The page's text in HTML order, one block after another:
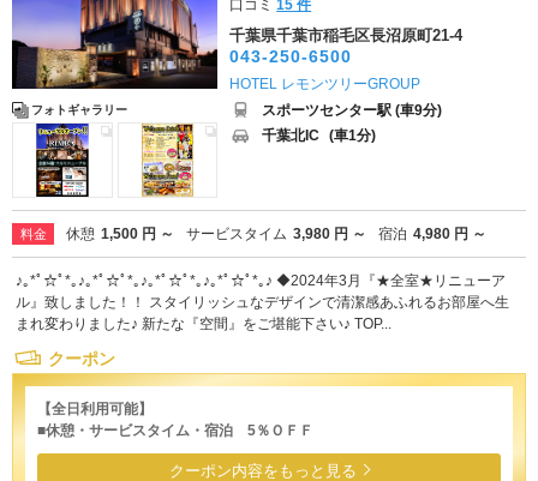
フォトギャラリー
口コミ15 件
千葉県千葉市稲毛区長沼原町21-4
043-250-6500
HOTEL レモンツリーGROUP
スポーツセンター駅 (車9分)
千葉北IC (車1分)
料金 休憩 1,500 円 ～ サービスタイム 3,980 円 ～ 宿泊 4,980 円 ～
♪｡*ﾟ☆ﾟ*｡♪｡*ﾟ☆ﾟ*｡♪｡*ﾟ☆ﾟ*｡♪｡*ﾟ☆ﾟ*｡♪ ◆2024年3月『★全室★リニューア
ル』致しました！！ スタイリッシュなデザインで清潔感あふれるお部屋へ生
まれ変わりました♪ 新たな『空間』をご堪能下さい♪ TOP...
クーポン
【全日利用可能】
■休憩・サービスタイム・宿泊 5％ＯＦＦ
クーポン内容をもっと見る